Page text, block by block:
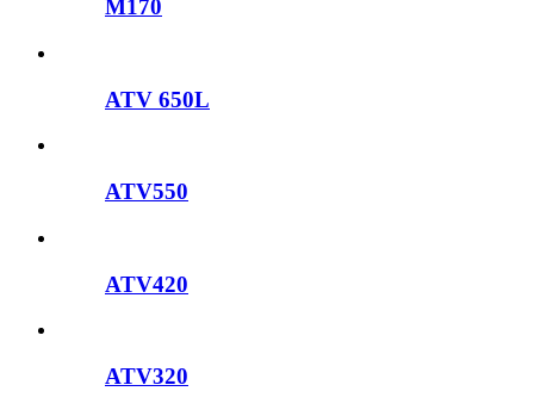
M170
ATV 650L
ATV550
ATV420
ATV320